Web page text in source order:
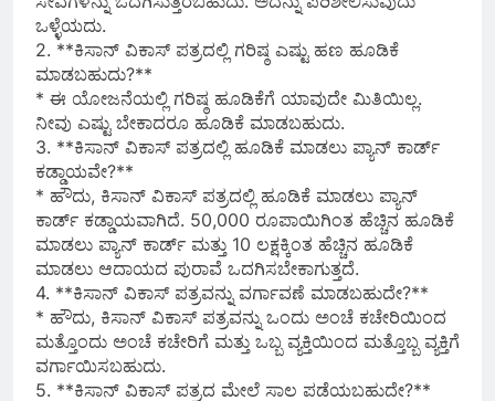
ಒಳ್ಳೆಯದು.
2. **ಕಿಸಾನ್ ವಿಕಾಸ್ ಪತ್ರದಲ್ಲಿ ಗರಿಷ್ಠ ಎಷ್ಟು ಹಣ ಹೂಡಿಕೆ
ಮಾಡಬಹುದು?**
* ಈ ಯೋಜನೆಯಲ್ಲಿ ಗರಿಷ್ಠ ಹೂಡಿಕೆಗೆ ಯಾವುದೇ ಮಿತಿಯಿಲ್ಲ.
ನೀವು ಎಷ್ಟು ಬೇಕಾದರೂ ಹೂಡಿಕೆ ಮಾಡಬಹುದು.
3. **ಕಿಸಾನ್ ವಿಕಾಸ್ ಪತ್ರದಲ್ಲಿ ಹೂಡಿಕೆ ಮಾಡಲು ಪ್ಯಾನ್ ಕಾರ್ಡ್
ಕಡ್ಡಾಯವೇ?**
* ಹೌದು, ಕಿಸಾನ್ ವಿಕಾಸ್ ಪತ್ರದಲ್ಲಿ ಹೂಡಿಕೆ ಮಾಡಲು ಪ್ಯಾನ್
ಕಾರ್ಡ್ ಕಡ್ಡಾಯವಾಗಿದೆ. 50,000 ರೂಪಾಯಿಗಿಂತ ಹೆಚ್ಚಿನ ಹೂಡಿಕೆ
ಮಾಡಲು ಪ್ಯಾನ್ ಕಾರ್ಡ್ ಮತ್ತು 10 ಲಕ್ಷಕ್ಕಿಂತ ಹೆಚ್ಚಿನ ಹೂಡಿಕೆ
ಮಾಡಲು ಆದಾಯದ ಪುರಾವೆ ಒದಗಿಸಬೇಕಾಗುತ್ತದೆ.
4. **ಕಿಸಾನ್ ವಿಕಾಸ್ ಪತ್ರವನ್ನು ವರ್ಗಾವಣೆ ಮಾಡಬಹುದೇ?**
* ಹೌದು, ಕಿಸಾನ್ ವಿಕಾಸ್ ಪತ್ರವನ್ನು ಒಂದು ಅಂಚೆ ಕಚೇರಿಯಿಂದ
ಮತ್ತೊಂದು ಅಂಚೆ ಕಚೇರಿಗೆ ಮತ್ತು ಒಬ್ಬ ವ್ಯಕ್ತಿಯಿಂದ ಮತ್ತೊಬ್ಬ ವ್ಯಕ್ತಿಗೆ
ವರ್ಗಾಯಿಸಬಹುದು.
5. **ಕಿಸಾನ್ ವಿಕಾಸ್ ಪತ್ರದ ಮೇಲೆ ಸಾಲ ಪಡೆಯಬಹುದೇ?**